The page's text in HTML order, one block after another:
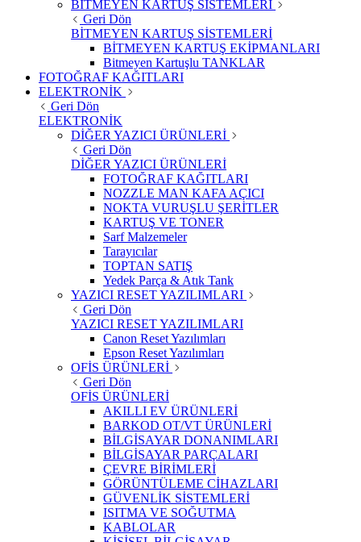
BİTMEYEN KARTUŞ SİSTEMLERİ
Geri Dön
BİTMEYEN KARTUŞ SİSTEMLERİ
BİTMEYEN KARTUŞ EKİPMANLARI
Bitmeyen Kartuşlu TANKLAR
FOTOĞRAF KAĞITLARI
ELEKTRONİK
Geri Dön
ELEKTRONİK
DİĞER YAZICI ÜRÜNLERİ
Geri Dön
DİĞER YAZICI ÜRÜNLERİ
FOTOĞRAF KAĞITLARI
NOZZLE MAN KAFA AÇICI
NOKTA VURUŞLU ŞERİTLER
KARTUŞ VE TONER
Sarf Malzemeler
Tarayıcılar
TOPTAN SATIŞ
Yedek Parça & Atık Tank
YAZICI RESET YAZILIMLARI
Geri Dön
YAZICI RESET YAZILIMLARI
Canon Reset Yazılımları
Epson Reset Yazılımları
OFİS ÜRÜNLERİ
Geri Dön
OFİS ÜRÜNLERİ
AKILLI EV ÜRÜNLERİ
BARKOD OT/VT ÜRÜNLERİ
BİLGİSAYAR DONANIMLARI
BİLGİSAYAR PARÇALARI
ÇEVRE BİRİMLERİ
GÖRÜNTÜLEME CİHAZLARI
GÜVENLİK SİSTEMLERİ
ISITMA VE SOĞUTMA
KABLOLAR